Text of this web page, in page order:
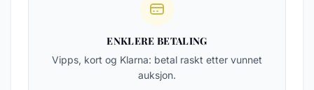
ENKLERE BETALING
Vipps, kort og Klarna: betal raskt etter vunnet
auksjon.